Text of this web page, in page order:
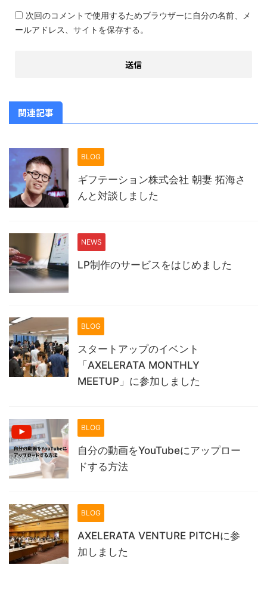
次回のコメントで使用するためブラウザーに自分の名前、メ
ールアドレス、サイトを保存する。
関連記事
BLOG
ギフテーション株式会社 朝妻 拓海さ
んと対談しました
NEWS
LP制作のサービスをはじめました
BLOG
スタートアップのイベント
「AXELERATA MONTHLY
MEETUP」に参加しました
BLOG
自分の動画をYouTubeにアップロー
ドする方法
BLOG
AXELERATA VENTURE PITCHに参
加しました